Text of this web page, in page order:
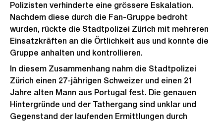
Polizisten verhinderte eine grössere Eskalation.
Nachdem diese durch die Fan-Gruppe bedroht
wurden, rückte die Stadtpolizei Zürich mit mehreren
Einsatzkräften an die Örtlichkeit aus und konnte die
Gruppe anhalten und kontrollieren.
In diesem Zusammenhang nahm die Stadtpolizei
Zürich einen 27-jährigen Schweizer und einen 21
Jahre alten Mann aus Portugal fest. Die genauen
Hintergründe und der Tathergang sind unklar und
Gegenstand der laufenden Ermittlungen durch